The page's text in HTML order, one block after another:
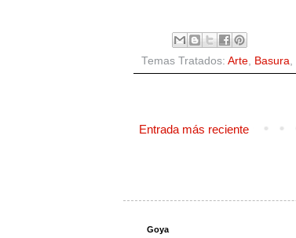
Temas Tratados: Arte, Basura
Entrada más reciente
Goya